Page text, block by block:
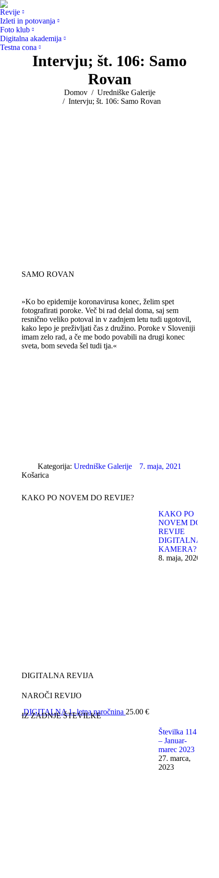
Revije
Izleti in potovanja
Foto klub
Digitalna akademija
Testna cona
Intervju; št. 106: Samo
Rovan
Domov
Uredniške Galerije
Intervju; št. 106: Samo Rovan
SAMO ROVAN
»Ko bo epidemije koronavirusa konec, želim spet
fotografirati poroke. Več bi rad delal doma, saj sem
resnično veliko potoval in v zadnjem letu tudi ugotovil,
kako lepo je preživljati čas z družino. Poroke v Sloveniji
imam zelo rad, a če me bodo povabili na drugi konec
sveta, bom seveda šel tudi tja.«
Kategorija: Uredniške Galerije
7. maja, 2021
Košarica
KAKO PO NOVEM DO REVIJE?
KAKO PO
NOVEM DO
REVIJE
DIGITALNA
KAMERA?
8. maja, 2020
DIGITALNA REVIJA
NAROČI REVIJO
DIGITALNA 1- letna naročnina 25.00 €
IZ ZADNJE ŠTEVILKE
Številka 114
– Januar-
marec 2023
27. marca,
2023